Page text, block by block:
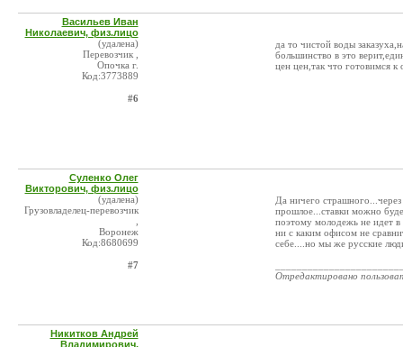
Васильев Иван
Николаевич, физ.лицо
(удалена)
Перевозчик ,
Опочка г.
Код:3773889
#6
да то чистой воды
большинство в это
цен цен,так что готовимся
Суленко Олег
Викторович, физ.лицо
(удалена)
Грузовладелец-перевозчик
Воронеж
Код:8680699
#7
Да ничего
прошлое...ставки можно
поэтому молодежь не идет в
ни с каким офисом не
себе....но мы же русские
Отредактировано
Никитков Андрей
Владимирович,